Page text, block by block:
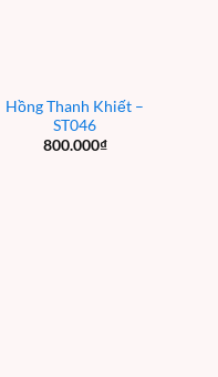
Hồng Thanh Khiết –
ST046
800.000₫